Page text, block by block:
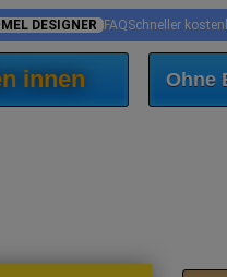
DESIGNER FAQSchneller
innen Ohne